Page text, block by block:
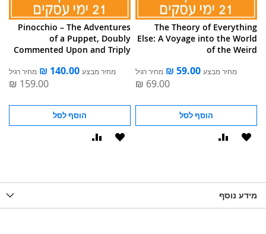
The Theory of Everything
Else: A Voyage into the World
of the Weird
מחיר מבצע מחיר רגיל
הוסף לסל
הוסף
Pinocchio – The Adventures
of a Puppet, Doubly
Commented Upon and Triply
מחיר מבצע מחיר רגיל
הוסף לסל
הוסף
מידע נוסף